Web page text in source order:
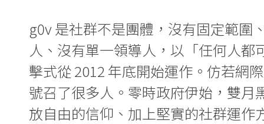
g0v 是社群不是團體，沒有固定範圍
人、沒有單一領導人，以「任何人
擊式從 2012 年底開始運作。仿若網
號召了很多人。零時政府伊始，雙
放自由的信仰、加上堅實的社群運作